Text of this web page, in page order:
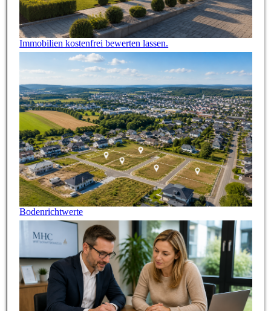
Immobilien kostenfrei bewerten lassen.
Bodenrichtwerte